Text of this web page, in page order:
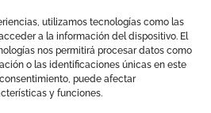
utilizamos tecnologías como las
a la información del dispositivo. El
nos permitirá procesar datos como
o las identificaciones únicas en este
puede afectar
y funciones.